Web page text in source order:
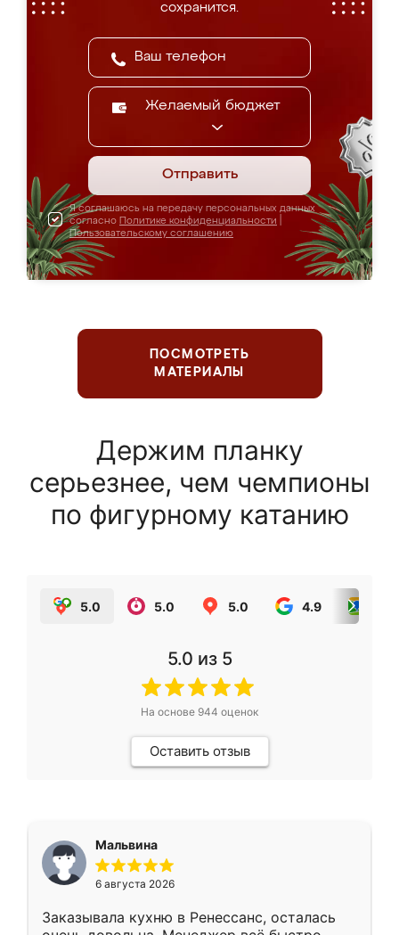
сохранится.
Желаемый бюджет
Отправить
Я соглашаюсь на передачу персональных данных
согласно Политике конфиденциальности
Пользовательскому соглашению
ПОСМОТРЕТЬ
МАТЕРИАЛЫ
Держим планку
серьезнее, чем чемпионы
по фигурному катанию
5.0 5.0 5.0 4.9
5.0 из 5
На основе 944 оценок
Оставить отзыв
Мальвина
6 августа 2026
Заказывала кухню в Ренессанс, осталась